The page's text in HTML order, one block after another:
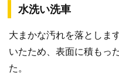
水洗い洗車
大まかな汚れを落としま
いたため、表面に積もっ
た。